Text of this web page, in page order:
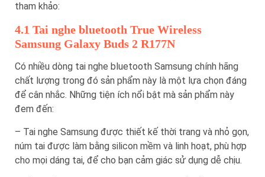
tham khảo:
4.1 Tai nghe bluetooth True Wireless
Samsung Galaxy Buds 2 R177N
Có nhiều dòng tai nghe bluetooth Samsung chính hãng
chất lượng trong đó sản phẩm này là một lựa chọn đáng
để cân nhắc. Những tiện ích nổi bật mà sản phẩm này
đem đến:
– Tai nghe Samsung được thiết kế thời trang và nhỏ gọn,
núm tai được làm bằng silicon mềm và linh hoạt, phù hợp
cho mọi dáng tai, để cho bạn cảm giác sử dụng dễ chịu.